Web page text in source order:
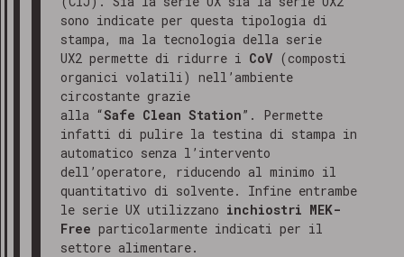
sono indicate per questa tipologia di
stampa, ma la tecnologia della serie
UX2 permette di ridurre i CoV (composti
organici volatili) nell’ambiente
circostante grazie
alla “Safe Clean Station”. Permette
infatti di pulire la testina di stampa in
automatico senza l’intervento
dell’operatore, riducendo al minimo il
quantitativo di solvente. Infine entrambe
le serie UX utilizzano inchiostri MEK-
Free particolarmente indicati per il
settore alimentare.